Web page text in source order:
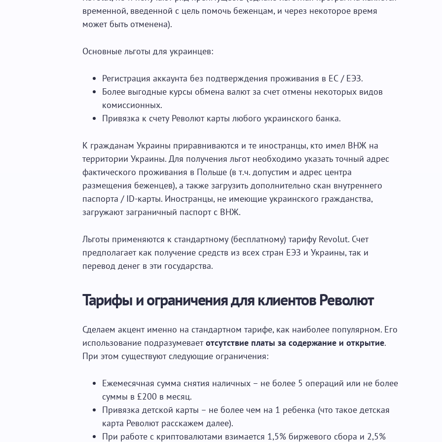
временной, введенной с цель помочь беженцам, и через некоторое время
может быть отменена).
Основные льготы для украинцев:
Регистрация аккаунта без подтверждения проживания в ЕС / ЕЭЗ.
Более выгодные курсы обмена валют за счет отмены некоторых видов
комиссионных.
Привязка к счету Револют карты любого украинского банка.
К гражданам Украины приравниваются и те иностранцы, кто имел ВНЖ на
территории Украины. Для получения льгот необходимо указать точный адрес
фактического проживания в Польше (в т.ч. допустим и адрес центра
размещения беженцев), а также загрузить дополнительно скан внутреннего
паспорта / ID-карты. Иностранцы, не имеющие украинского гражданства,
загружают заграничный паспорт с ВНЖ.
Льготы применяются к стандартному (бесплатному) тарифу Revolut. Счет
предполагает как получение средств из всех стран ЕЭЗ и Украины, так и
перевод денег в эти государства.
Тарифы и ограничения для клиентов Револют
Сделаем акцент именно на стандартном тарифе, как наиболее популярном. Его
использование подразумеваетотсутствие платы за содержание и открытие.
При этом существуют следующие ограничения:
Ежемесячная сумма снятия наличных – не более 5 операций или не более
суммы в £200 в месяц.
Привязка детской карты – не более чем на 1 ребенка (что такое детская
карта Револют расскажем далее).
При работе с криптовалютами взимается 1,5% биржевого сбора и 2,5%